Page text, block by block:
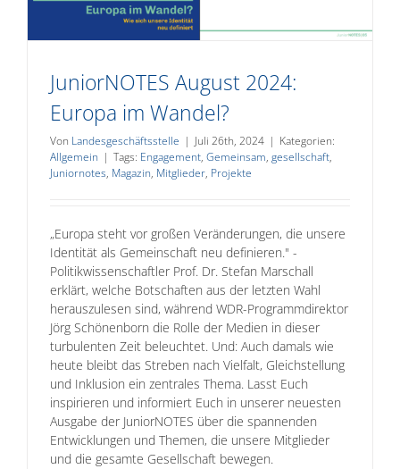
JuniorNOTES August 2024:
Europa im Wandel?
Von Landesgeschäftsstelle | Juli 26th, 2024 | Kategorien:
Allgemein | Tags: Engagement, Gemeinsam, gesellschaft,
Juniornotes, Magazin, Mitglieder, Projekte
„Europa steht vor großen Veränderungen, die unsere
Identität als Gemeinschaft neu definieren." -
Politikwissenschaftler Prof. Dr. Stefan Marschall
erklärt, welche Botschaften aus der letzten Wahl
herauszulesen sind, während WDR-Programmdirektor
Jörg Schönenborn die Rolle der Medien in dieser
turbulenten Zeit beleuchtet. Und: Auch damals wie
heute bleibt das Streben nach Vielfalt, Gleichstellung
und Inklusion ein zentrales Thema. Lasst Euch
inspirieren und informiert Euch in unserer neuesten
Ausgabe der JuniorNOTES über die spannenden
Entwicklungen und Themen, die unsere Mitglieder
und die gesamte Gesellschaft bewegen.